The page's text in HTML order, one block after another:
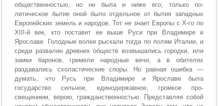
общественностью, но не была и ниже его; только по­
литическое бытие оной было отдельное от бытия западных
Европейских земель и народов. Тот не знает Европы с Х-го по
ХIII-й век, кто поставит ее выше Руси при Влади­мире и
Ярославе. Голодные волки рыскали тогда по полям Италии, и
среди развалин древних обществ возвышались городки, или
замки баронов, гремели народные вечи, а в обителях
раздавались схоластические споры. Но равная ошибка —
думать, что Русь при Владимире и Ярославе была
государство сильное, единодержавное, громкое про­
свещением, верою, гражданственностью. Представляя со­бой